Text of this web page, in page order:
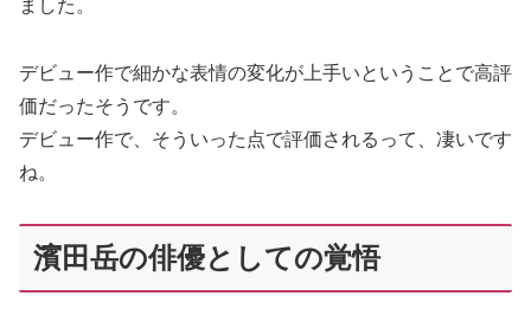
ました。
デビュー作で細かな表情の変化が上手いということで高評
価だったそうです。
デビュー作で、そういった点で評価されるって、凄いです
ね。
濱田岳の俳優としての覚悟